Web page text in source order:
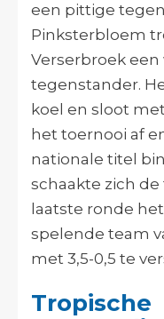
een pittige
Pinksterbloem
Verserbroek
tegenstander.
koel en sloot
het toernooi af
nationale titel
schaakte zich
laatste ronde
spelende team
met 3,5-0,5 te
Tropische